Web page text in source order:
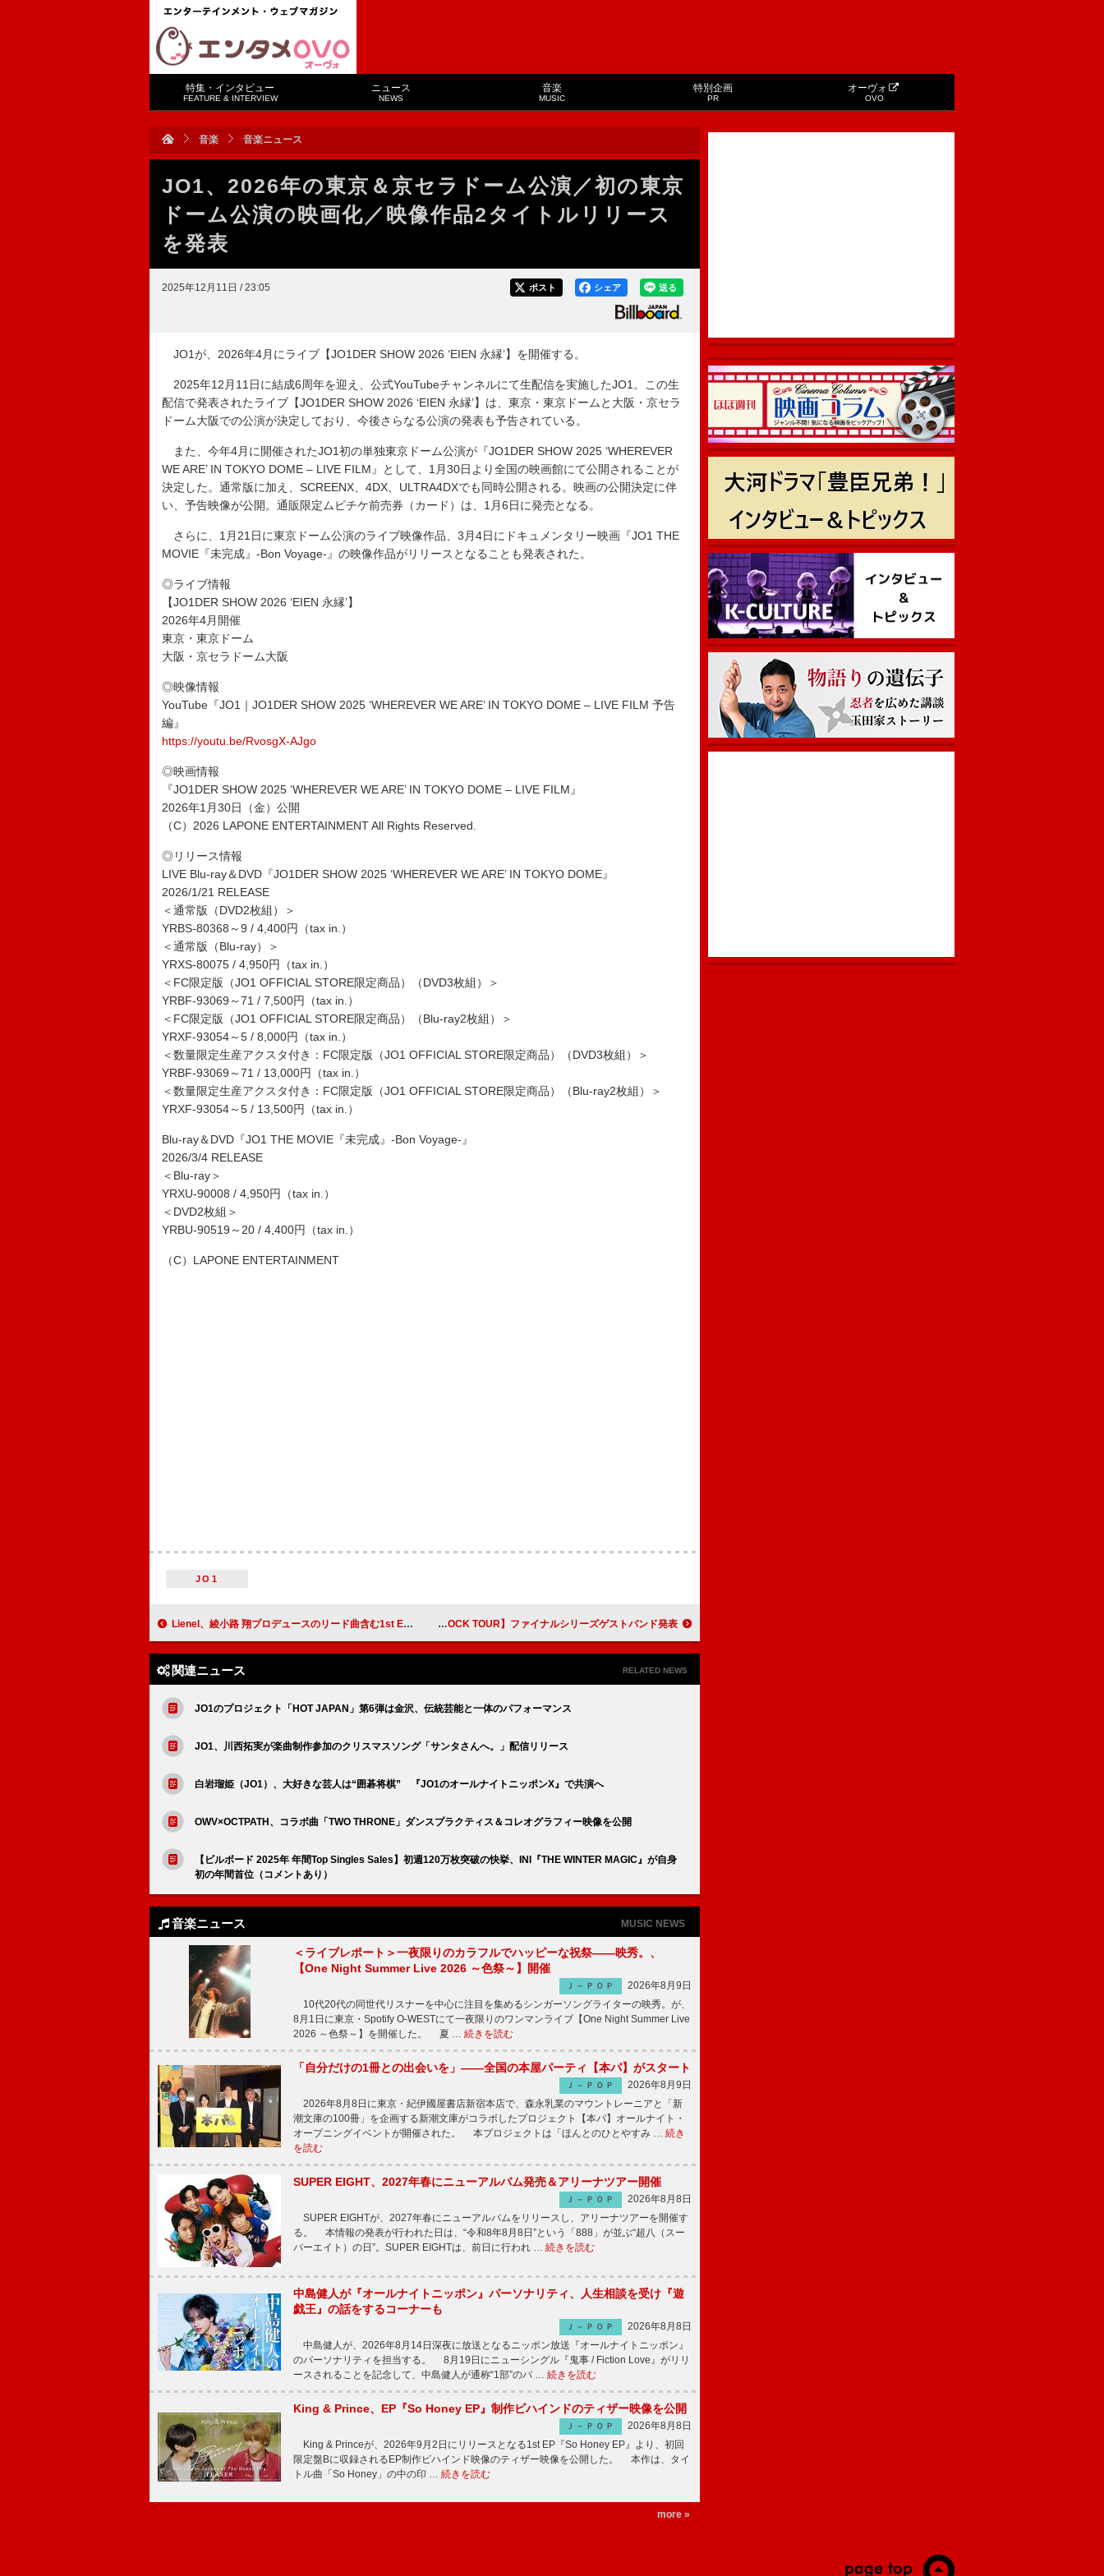
特集・インタビュー
FEATURE & INTERVIEW
ニュース
NEWS
音楽
MUSIC
特別企画
PR
オーヴォ
OVO
音楽 音楽ニュース
JO1、2026年の東京＆京セラドーム公演／初の東京
ドーム公演の映画化／映像作品2タイトルリリース
を発表
2025年12月11日 / 23:05 送る
シェア
ポスト
JO1が、2026年4月にライブ【JO1DER SHOW 2026 ‘EIEN 永縁’】を開催する。
2025年12月11日に結成6周年を迎え、公式YouTubeチャンネルにて生配信を実施したJO1。この生
配信で発表されたライブ【JO1DER SHOW 2026 ‘EIEN 永縁’】は、東京・東京ドームと大阪・京セラ
ドーム大阪での公演が決定しており、今後さらなる公演の発表も予告されている。
また、今年4月に開催されたJO1初の単独東京ドーム公演が『JO1DER SHOW 2025 ‘WHEREVER
WE ARE’ IN TOKYO DOME – LIVE FILM』として、1月30日より全国の映画館にて公開されることが
決定した。通常版に加え、SCREENX、4DX、ULTRA4DXでも同時公開される。映画の公開決定に伴
い、予告映像が公開。通販限定ムビチケ前売券（カード）は、1月6日に発売となる。
さらに、1月21日に東京ドーム公演のライブ映像作品、3月4日にドキュメンタリー映画『JO1 THE
MOVIE『未完成』-Bon Voyage-』の映像作品がリリースとなることも発表された。
◎ライブ情報
【JO1DER SHOW 2026 ‘EIEN 永縁’】
2026年4月開催
東京・東京ドーム
大阪・京セラドーム大阪
◎映像情報
YouTube『JO1｜JO1DER SHOW 2025 ‘WHEREVER WE ARE’ IN TOKYO DOME – LIVE FILM 予告
編』
https://youtu.be/RvosgX-AJgo
◎映画情報
『JO1DER SHOW 2025 ‘WHEREVER WE ARE’ IN TOKYO DOME – LIVE FILM』
2026年1月30日（金）公開
（C）2026 LAPONE ENTERTAINMENT All Rights Reserved.
◎リリース情報
LIVE Blu-ray＆DVD『JO1DER SHOW 2025 ‘WHEREVER WE ARE’ IN TOKYO DOME』
2026/1/21 RELEASE
＜通常版（DVD2枚組）＞
YRBS-80368～9 / 4,400円（tax in.）
＜通常版（Blu-ray）＞
YRXS-80075 / 4,950円（tax in.）
＜FC限定版（JO1 OFFICIAL STORE限定商品）（DVD3枚組）＞
YRBF-93069～71 / 7,500円（tax in.）
＜FC限定版（JO1 OFFICIAL STORE限定商品）（Blu-ray2枚組）＞
YRXF-93054～5 / 8,000円（tax in.）
＜数量限定生産アクスタ付き：FC限定版（JO1 OFFICIAL STORE限定商品）（DVD3枚組）＞
YRBF-93069～71 / 13,000円（tax in.）
＜数量限定生産アクスタ付き：FC限定版（JO1 OFFICIAL STORE限定商品）（Blu-ray2枚組）＞
YRXF-93054～5 / 13,500円（tax in.）
Blu-ray＆DVD『JO1 THE MOVIE『未完成』-Bon Voyage-』
2026/3/4 RELEASE
＜Blu-ray＞
YRXU-90008 / 4,950円（tax in.）
＜DVD2枚組＞
YRBU-90519～20 / 4,400円（tax in.）
（C）LAPONE ENTERTAINMENT
JO1
Lienel、綾小路 翔プロデュースのリード曲含む1st EP『Osyan』3月リリース サバシスター、【JUST PUNK ROCK TOUR】ファイナルシリーズゲストバンド発表
関連ニュース RELATED NEWS
JO1のプロジェクト「HOT JAPAN」第6弾は金沢、伝統芸能と一体のパフォーマンス
JO1、川西拓実が楽曲制作参加のクリスマスソング「サンタさんへ。」配信リリース
白岩瑠姫（JO1）、大好きな芸人は“囲碁将棋” 『JO1のオールナイトニッポンX』で共演へ
OWV×OCTPATH、コラボ曲「TWO THRONE」ダンスプラクティス＆コレオグラフィー映像を公開
【ビルボード 2025年 年間Top Singles Sales】初週120万枚突破の快挙、INI『THE WINTER MAGIC』が自身
初の年間首位（コメントあり）
音楽ニュース MUSIC NEWS
＜ライブレポート＞一夜限りのカラフルでハッピーな祝祭――映秀。、
【One Night Summer Live 2026 ～色祭～】開催
Ｊ－ＰＯＰ
2026年8月9日
10代20代の同世代リスナーを中心に注目を集めるシンガーソングライターの映秀。が、
8月1日に東京・Spotify O-WESTにて一夜限りのワンマンライブ【One Night Summer Live
2026 ～色祭～】を開催した。 夏 … 続きを読む
「自分だけの1冊との出会いを」――全国の本屋パーティ【本パ】がスタート
Ｊ－ＰＯＰ
2026年8月9日
2026年8月8日に東京・紀伊國屋書店新宿本店で、森永乳業のマウントレーニアと「新
潮文庫の100冊」を企画する新潮文庫がコラボしたプロジェクト【本パ】オールナイト・
オープニングイベントが開催された。 本プロジェクトは「ほんとのひとやすみ … 続き
を読む
SUPER EIGHT、2027年春にニューアルバム発売＆アリーナツアー開催
Ｊ－ＰＯＰ
2026年8月8日
SUPER EIGHTが、2027年春にニューアルバムをリリースし、アリーナツアーを開催す
る。 本情報の発表が行われた日は、“令和8年8月8日”という「888」が並ぶ“超八（スー
パーエイト）の日”。SUPER EIGHTは、前日に行われ … 続きを読む
中島健人が『オールナイトニッポン』パーソナリティ、人生相談を受け『遊
戯王』の話をするコーナーも
Ｊ－ＰＯＰ
2026年8月8日
中島健人が、2026年8月14日深夜に放送となるニッポン放送『オールナイトニッポン』
のパーソナリティを担当する。 8月19日にニューシングル『鬼事 / Fiction Love』がリリ
ースされることを記念して、中島健人が通称“1部”のパ … 続きを読む
King & Prince、EP『So Honey EP』制作ビハインドのティザー映像を公開
Ｊ－ＰＯＰ
2026年8月8日
King & Princeが、2026年9月2日にリリースとなる1st EP『So Honey EP』より、初回
限定盤Bに収録されるEP制作ビハインド映像のティザー映像を公開した。 本作は、タイ
トル曲「So Honey」の中の印 … 続きを読む
more »